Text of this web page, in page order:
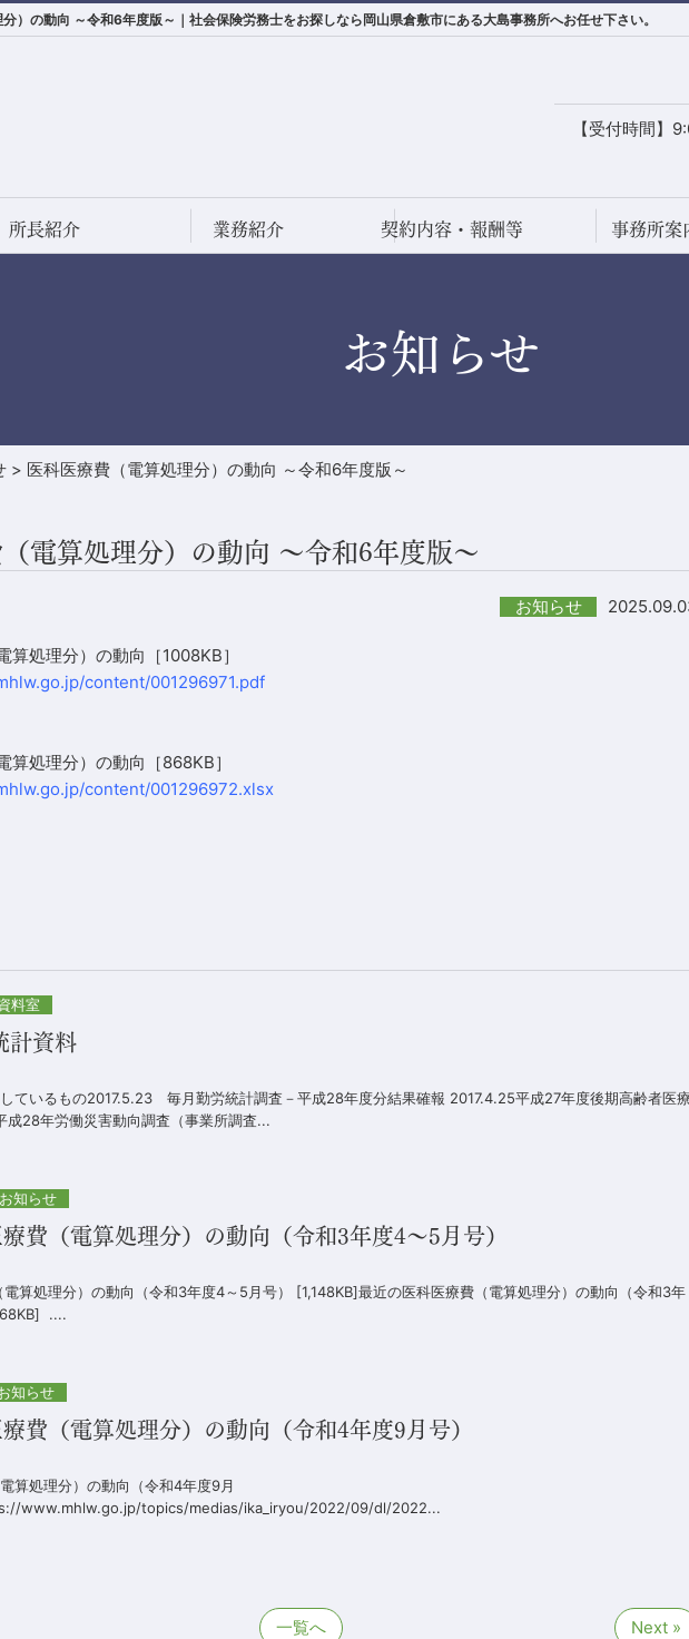
）の動向 ～令和6年度版～｜社会保険労務士をお探しなら岡山県倉敷市にある大島事務所へお任せ下さい。
【受付時間】
所長紹介 業務紹介 契約内容・報酬等 事務所案
お知らせ
> 医科医療費（電算処理分）の動向 ～令和6年度版～
電算処理分）の動向 ～令和6年度版～
お知らせ
算処理分）の動向［1008KB］
content/001296971.pdf
算処理分）の動向［868KB］
content/001296972.xlsx
料室
計資料
ているもの2017.5.23 毎月勤労統計調査－平成28年度分結果確報 2017.4.25平成27年度後期高齢者医
成28年労働災害動向調査（事業所調査...
お知らせ
費（電算処理分）の動向（令和3年度4～5月号）
算処理分）の動向（令和3年度4～5月号） [1,148KB]最近の医科医療費（電算処理分）の動向（令和3年
....
知らせ
費（電算処理分）の動向（令和4年度9月号）
算処理分）の動向（令和4年度9月
www.mhlw.go.jp/topics/medias/ika_iryou/2022/09/dl/2022...
一覧へ Next »